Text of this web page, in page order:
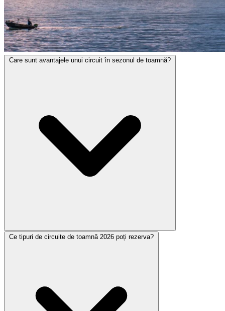
Care sunt avantajele unui circuit în sezonul de toamnă?
Ce tipuri de circuite de toamnă 2026 poți rezerva?